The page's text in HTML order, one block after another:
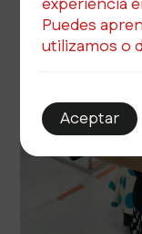
Puedes
utilizamos o
Aceptar